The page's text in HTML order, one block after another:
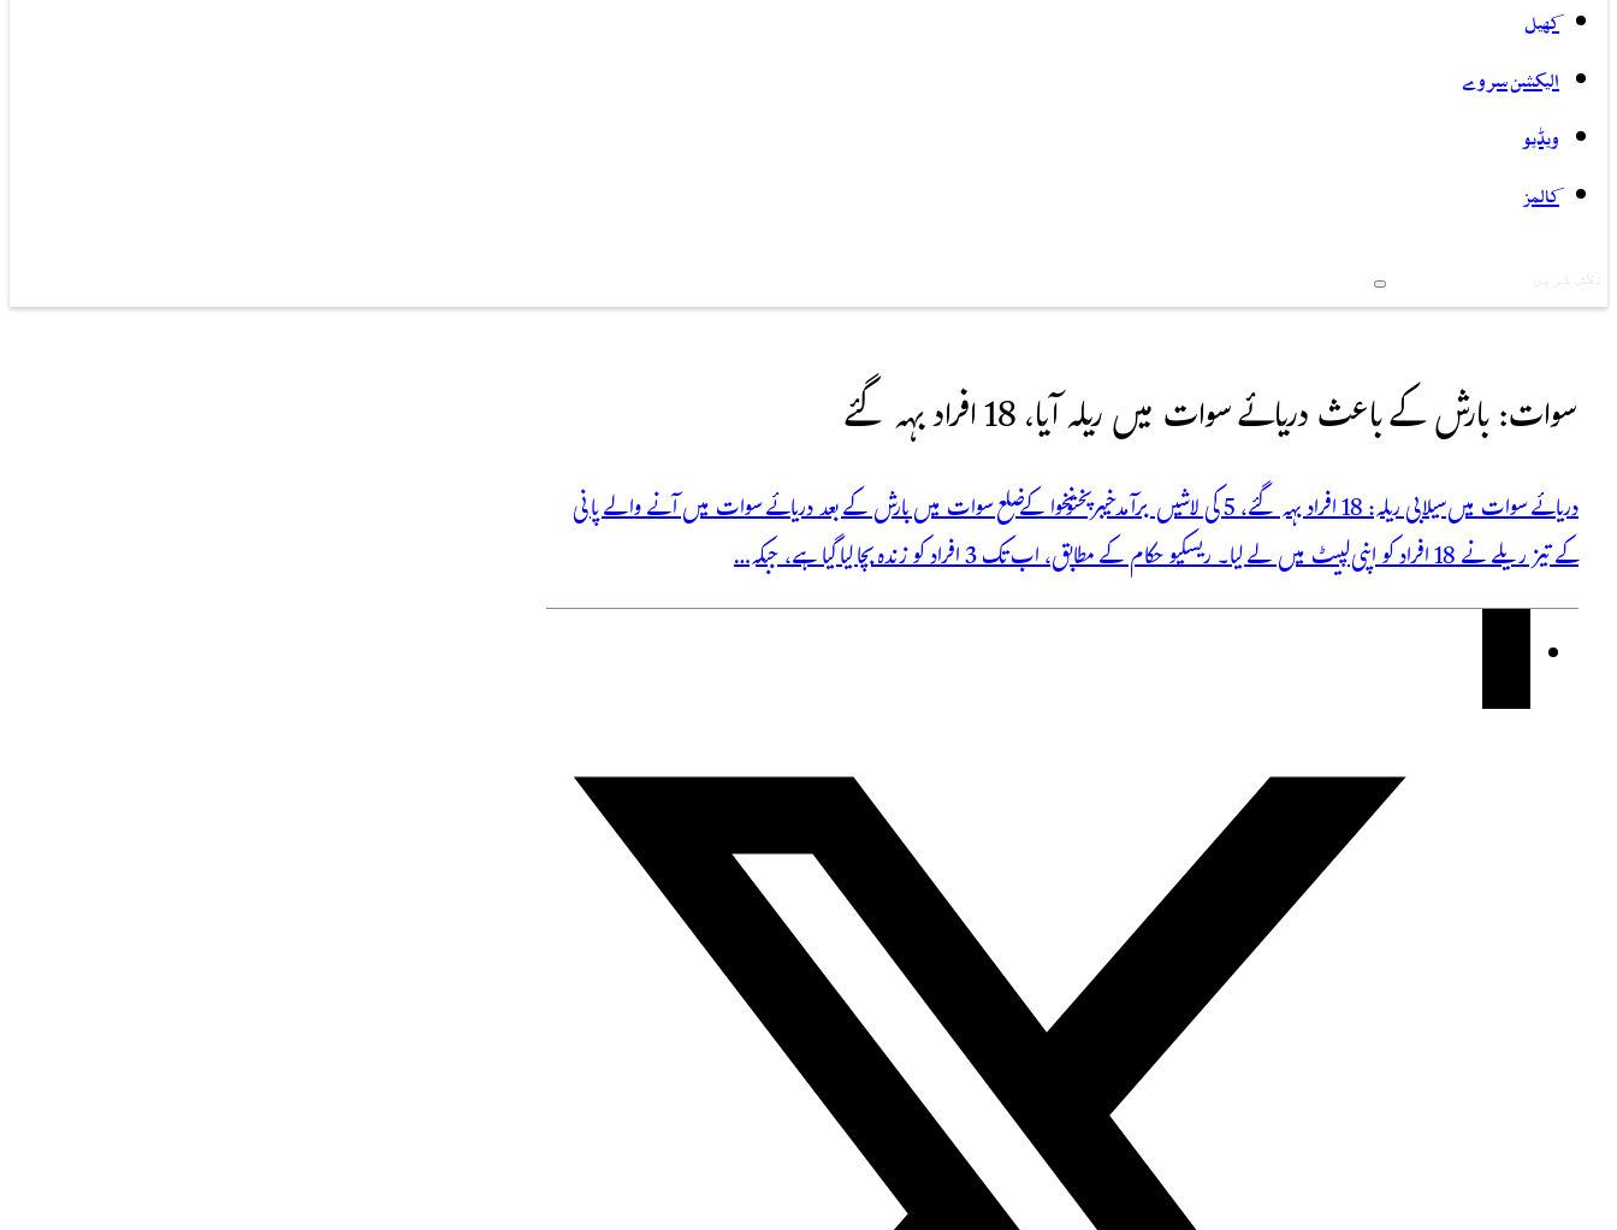
کھیل
الیکشن سروے
ویڈیو
کالمز
Search
سوات: بارش کے باعث دریائے سوات میں ریلہ آیا، 18 افراد بہہ گئے
دریائے سوات میں سیلابی ریلہ: 18 افراد بہہ گئے، 5 کی لاشیں برآمد خیبر پختونخوا کے ضلع سوات میں بارش کے بعد دریائے سوات میں آنے والے پانی
کے تیز ریلے نے 18 افراد کو اپنی لپیٹ میں لے لیا۔ ریسکیو حکام کے مطابق، اب تک 3 افراد کو زندہ بچا لیا گیا ہے، جبکہ…